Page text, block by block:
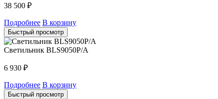
38 500 ₽
Подробнее В корзину
Быстрый просмотр
Светильник BLS9050P/A
6 930 ₽
Подробнее В корзину
Быстрый просмотр